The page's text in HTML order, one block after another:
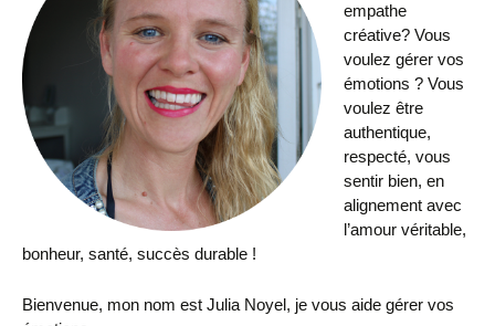
empathe
créative? Vous
voulez gérer vos
émotions ? Vous
voulez être
authentique,
respecté, vous
sentir bien, en
alignement avec
l’amour véritable,
bonheur, santé, succès durable !
Bienvenue, mon nom est Julia Noyel, je vous aide gérer vos